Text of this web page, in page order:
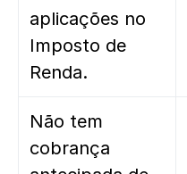
aplicações no
Imposto de
Renda.
Não tem
cobrança